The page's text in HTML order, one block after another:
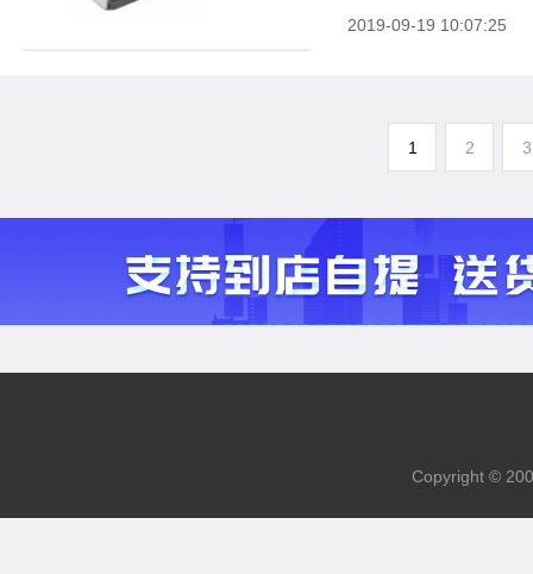
2019-09-19 10:07:25
1 2 3
Copyright ©